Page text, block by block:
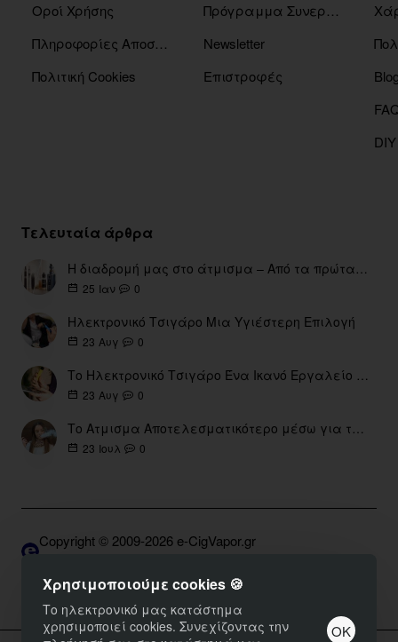
Χρησιμοποιούμε cookies 🍪
Το ηλεκτρονικό μας κατάστημα
χρησιμοποιεί cookies. Συνεχίζοντας την
ΟΚ
Οροί Χρήσης
Πληροφορίες Αποστόλης
Πολιτική Cookies
Πρόγραμμα Συνεργατών
Newsletter
Επιστροφές
Τελευταία άρθρα
Η διαδρομή μας στο άτμισμα – Από τα πρώτα eGo έως τη σύγχρονη εποχή
25 Ιαν 0
Ηλεκτρονικό Τσιγάρο Μια Υγιέστερη Επιλογή
23 Αυγ 0
Το Ηλεκτρονικό Τσιγάρο Ένα Ικανό Εργαλείο για τη Διακοπή του Καπνίσματος
23 Αυγ 0
Το Ατμισμα Αποτελεσματικότερο μέσω για την διακοπή Καπνίσματος
23 Ιουλ 0
Copyright © 2009-2026 e-CigVapor.gr